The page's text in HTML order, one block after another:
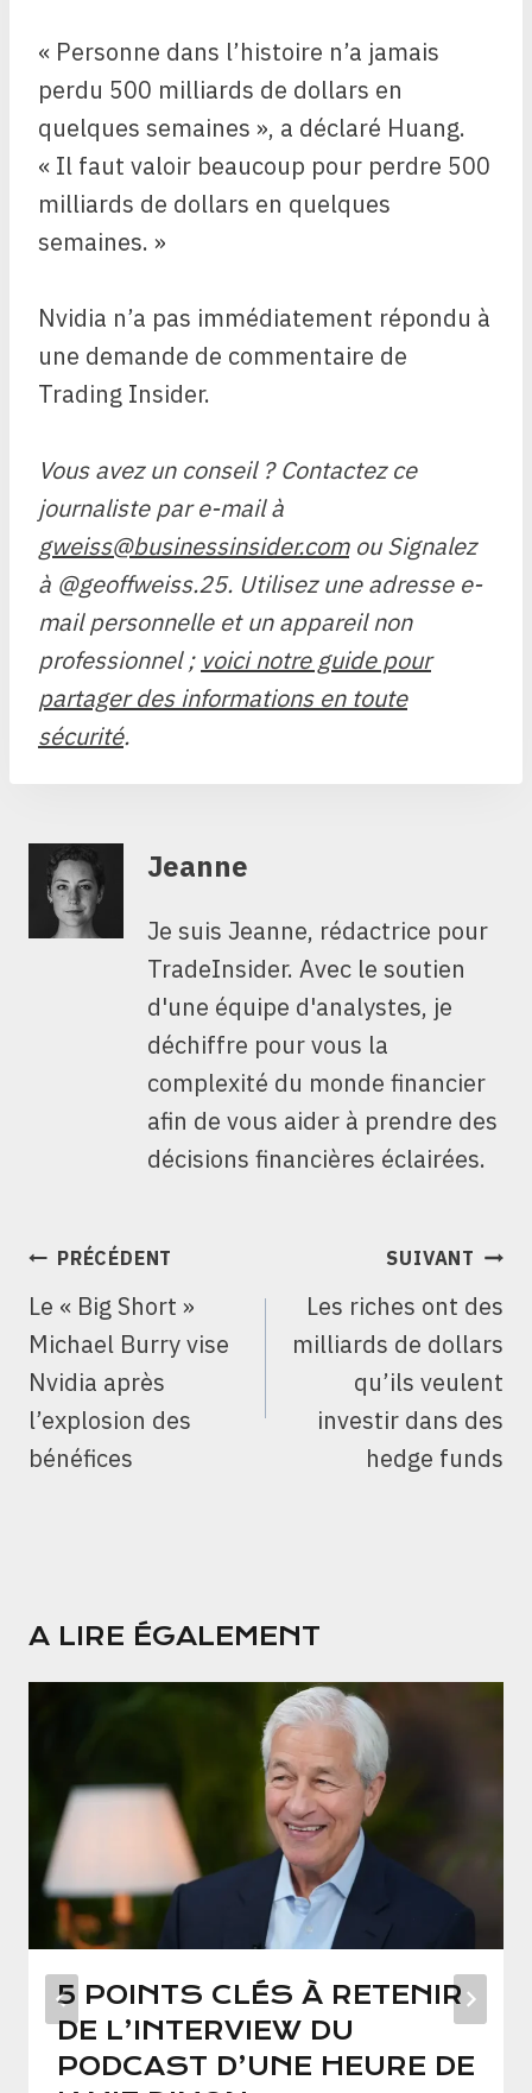
« Personne dans l’histoire n’a jamais
perdu 500 milliards de dollars en
quelques semaines », a déclaré Huang.
« Il faut valoir beaucoup pour perdre 500
milliards de dollars en quelques
semaines. »
Nvidia n’a pas immédiatement répondu à
une demande de commentaire de
Trading Insider.
Vous avez un conseil ? Contactez ce
journaliste par e-mail à
gweiss@businessinsider.comou Signalez
à @geoffweiss.25. Utilisez une adresse e-
mail personnelle et un appareil non
professionnel ; voici notre guide pour
partager des informations en toute
sécurité.
Jeanne
Je suis Jeanne, rédactrice pour
TradeInsider. Avec le soutien
d'une équipe d'analystes, je
déchiffre pour vous la
complexité du monde financier
afin de vous aider à prendre des
décisions financières éclairées.
NAVIGATION
L’ARTICLE
PRÉCÉDENT
Le « Big Short »
Michael Burry vise
Nvidia après
l’explosion des
bénéfices
SUIVANT
Les riches ont des
milliards de dollars
qu’ils veulent
investir dans des
hedge funds
A LIRE ÉGALEMENT
5 POINTS CLÉS À RETENIR
DE L’INTERVIEW DU
PODCAST D’UNE HEURE DE